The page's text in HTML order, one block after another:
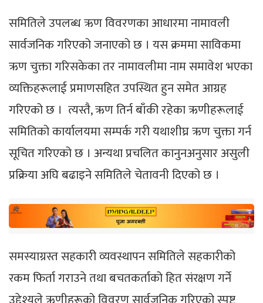
समितिले उपलब्ध ऋण विवरणका आधारमा नामावली
सार्वजनिक गरिएको जनाएको छ । यस क्रममा साविकमा
ऋण चुक्ता गरिसकेका तर नामावलीमा नाम समावेश भएका
व्यक्तिहरूलाई प्रमाणसहित उपस्थित हुन समेत आग्रह
गरिएको छ । त्यस्तै, ऋण तिर्न बाँकी रहेका ऋणीहरूलाई
समितिको कार्यालयमा सम्पर्क गरी यथाशीघ्र ऋण चुक्ता गर्न
सूचित गरिएको छ । अन्यथा प्रचलित कानुनअनुसार असुली
प्रक्रिया अघि बढाइने समितिले चेतावनी दिएको छ ।
समस्याग्रस्त सहकारी व्यवस्थापन समितिले सहकारीको
रकम फिर्ता गराउने तथा बचतकर्ताको हित संरक्षण गर्ने